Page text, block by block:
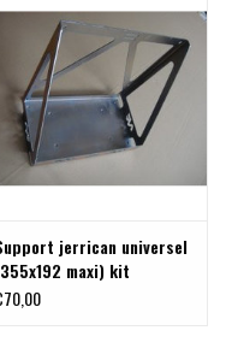
jerrican universel
maxi) kit